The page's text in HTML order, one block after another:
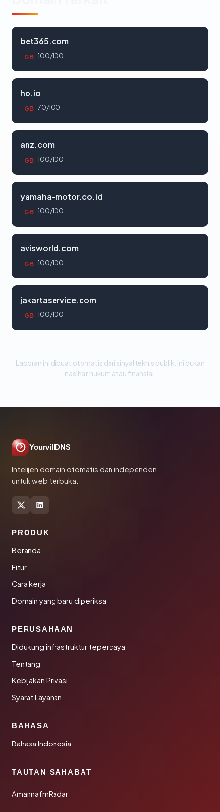
bet365.com
GB 100/100
ho.io
GB 70/100
anz.com
GB 100/100
yamaha-motor.co.id
GB 100/100
avisworld.com
GB 100/100
jakartaservice.com
GB 100/100
Laporan ini dibuat otomatis dari sinyal teknis publik. Ini bukan
nasihat hukum atau finansial.
YourvillDNS
Intelijen domain otomatis dan independen
untuk web terbuka.
PRODUK
Beranda
Fitur
Cara kerja
Domain yang baru diperiksa
PERUSAHAAN
Didukung infrastruktur tepercaya
Tentang
Kebijakan Privasi
Syarat Layanan
BAHASA
Bahasa Indonesia
TAUTAN SAHABAT
AmannafmRadar